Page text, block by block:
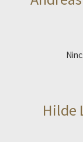
Hilde